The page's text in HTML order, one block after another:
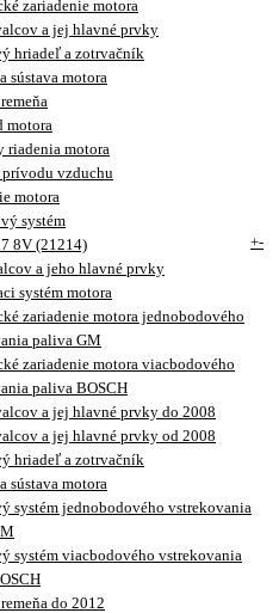
zariadenie motora
a jej hlavné prvky
hriadeľ a zotrvačník
sústava motora
motora
riadenia motora
prívodu vzduchu
motora
systém
8V (21214)
+-
a jeho hlavné prvky
systém motora
zariadenie motora jednobodového
paliva GM
zariadenie motora viacbodového
paliva BOSCH
a jej hlavné prvky do 2008
a jej hlavné prvky od 2008
hriadeľ a zotrvačník
sústava motora
systém jednobodového vstrekovania
systém viacbodového vstrekovania
do 2012